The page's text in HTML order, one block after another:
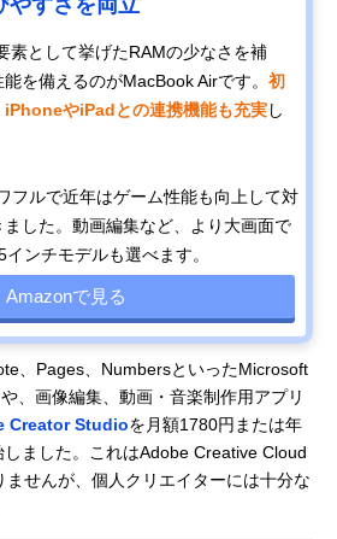
素として挙げたRAMの少なさを補
を備えるのがMacBook Airです。 初
iPhoneやiPadとの連携機能も充実し
フルで近年はゲーム性能も向上して対
した。動画編集など、より大画面で
ンチモデルも選べます。
Amazonで見る
、Pages、NumbersといったMicrosoft
、画像編集、動画・音楽制作用アプリ
Creator Studioを月額1780円または年
ました。これはAdobe Creative Cloud
せんが、個人クリエイターには十分な